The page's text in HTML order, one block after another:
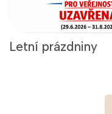
Letní prázdniny